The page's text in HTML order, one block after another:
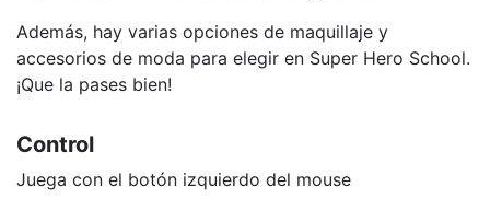
Además, hay varias opciones de maquillaje y
accesorios de moda para elegir en Super Hero School.
¡Que la pases bien!
Control
Juega con el botón izquierdo del mouse